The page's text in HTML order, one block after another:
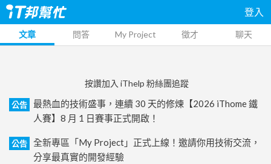
登入
文章 問答 My Project 徵才 聊天
按讚加入 iThelp 粉絲團追蹤
公告
最熱血的技術盛事，連續 30 天的修煉【2026 iThome 鐵
人賽】8 月 1 日賽事正式開啟！
公告
全新專區「My Project」正式上線！邀請你用技術交流，
分享最真實的開發經驗